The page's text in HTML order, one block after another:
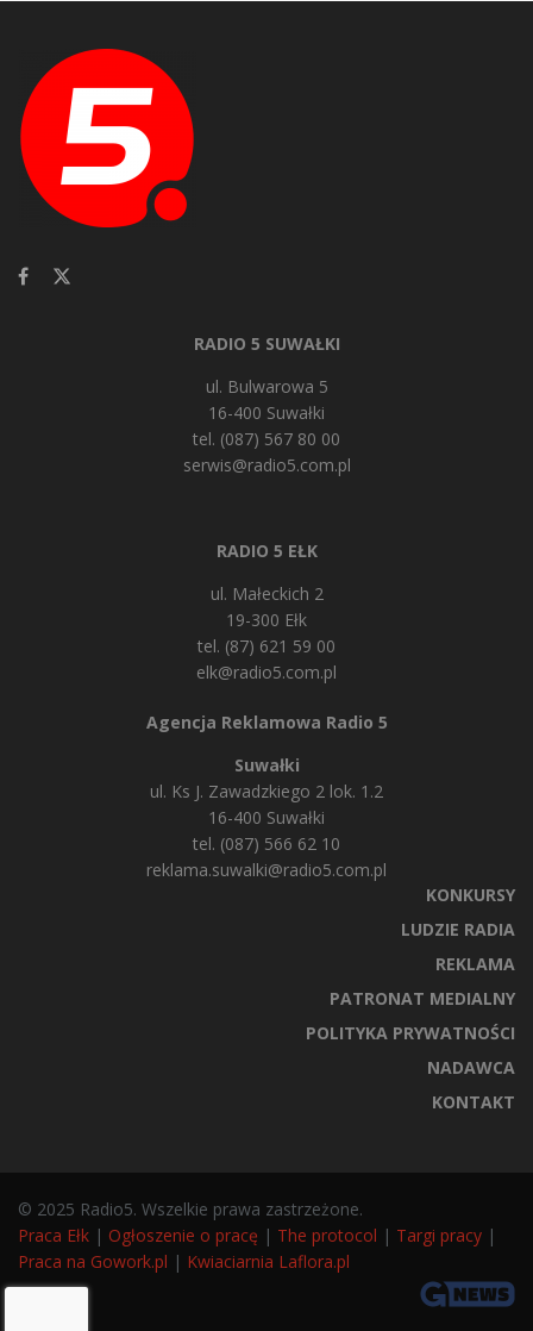
RADIO 5 SUWAŁKI
ul. Bulwarowa 5
16-400 Suwałki
tel. (087) 567 80 00
serwis@radio5.com.pl
RADIO 5 EŁK
ul. Małeckich 2
19-300 Ełk
tel. (87) 621 59 00
elk@radio5.com.pl
Agencja Reklamowa Radio 5
Suwałki
ul. Ks J. Zawadzkiego 2 lok. 1.2
16-400 Suwałki
tel. (087) 566 62 10
reklama.suwalki@radio5.com.pl
KONKURSY
LUDZIE RADIA
REKLAMA
PATRONAT MEDIALNY
POLITYKA PRYWATNOŚCI
NADAWCA
KONTAKT
© 2025 Radio5. Wszelkie prawa zastrzeżone.
Praca Ełk | Ogłoszenie o pracę | The protocol | Targi pracy |
Praca na Gowork.pl | Kwiaciarnia Laflora.pl